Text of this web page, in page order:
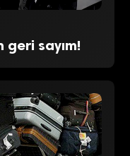
geri sayım!